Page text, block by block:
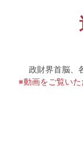
政財界首脳、
※動画をご覧いた